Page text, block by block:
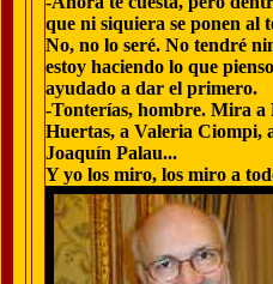
que ni siquiera se ponen al
No, no lo seré. No tendré
estoy haciendo lo que
ayudado a dar el primero.
-Tonterías, hombre. Mira
Huertas, a Valeria Ciompi,
Joaquín Palau...
Y yo los miro, los miro a